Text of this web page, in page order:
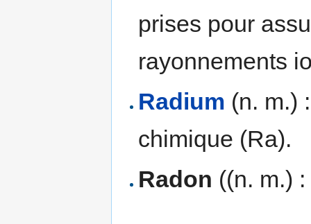
prises pour
rayonnements
Radium (n. m.)
chimique (Ra).
Radon ((n. m.)